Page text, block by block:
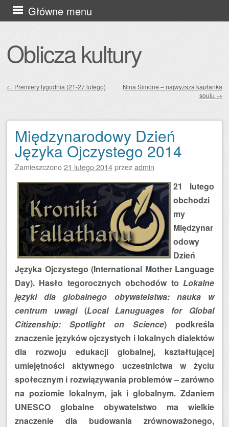
Oblicza kultury
Główne menu
Przejdź
do
← Premiery tygodnia (21-27 lutego)
Nina Simone – najwyższa kapłanka
soulu →
Międzynarodowy Dzień
Języka Ojczystego 2014
Zamieszczono21 lutego 2014przezadmin
21 lutego
obchodzi
my
Międzynar
odowy
Dzień
Języka Ojczystego (International Mother Language
Day). Hasło tegorocznych obchodów to Lokalne
języki dla globalnego obywatelstwa: nauka w
centrum uwagi(Local Lanuguages for Global
Citizenship: Spotlight on Science) podkreśla
znaczenie języków ojczystych i lokalnych dialektów
dla rozwoju edukacji globalnej, kształtującej
umiejętności aktywnego uczestnictwa w życiu
społecznym i rozwiązywania problemów – zarówno
na poziomie lokalnym, jak i globalnym. Zdaniem
UNESCO globalne obywatelstwo ma wielkie
znaczenie dla budowania zrównoważonego,